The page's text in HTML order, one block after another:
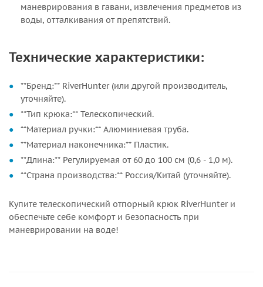
маневрирования в гавани, извлечения предметов из
воды, отталкивания от препятствий.
Технические характеристики:
**Бренд:** RiverHunter (или другой производитель,
уточняйте).
**Тип крюка:** Телескопический.
**Материал ручки:** Алюминиевая труба.
**Материал наконечника:** Пластик.
**Длина:** Регулируемая от 60 до 100 см (0,6 - 1,0 м).
**Страна производства:** Россия/Китай (уточняйте).
Купите телескопический отпорный крюк RiverHunter и
обеспечьте себе комфорт и безопасность при
маневрировании на воде!